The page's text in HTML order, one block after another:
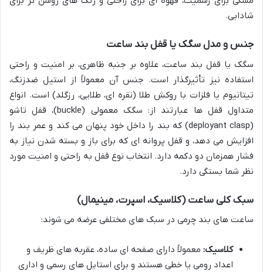
شادابی.
جنس و مدل سگک یا قفل بند ساعت
سگک یا قفل بند ساعت، علاوه بر جنبه ظاهری، بر امنیت و راحتی
استفاده نیز تأثیرگذار است. جنس آن معمولاً از استیل ضدزنگ،
تیتانیوم یا فلزات با روکش طلا (نقره ای، طلایی، رزگلد) است. انواع
متداول قفل ها عبارتند از: سگک معمولی (buckle)، قفل تاشو
(deployant clasp) که بند را داخل خود پنهان می کند و عمر بند را
افزایش می دهد، و قفل پروانه ای که برای باز و بسته شدن نیاز به
فشار همزمان دو دکمه دارد. انتخاب نوع قفل به راحتی و امنیت مورد
نظر شما بستگی دارد.
سبک کلی ساعت (کلاسیک، اسپرت، مینیمال)
ساعت های بند چرمی در سبک های مختلفی عرضه می شوند:
کلاسیک: معمولاً دارای صفحه ای ساده، عقربه های ظریف و
اعداد رومی یا خطی هستند و برای استایل های رسمی و اداری